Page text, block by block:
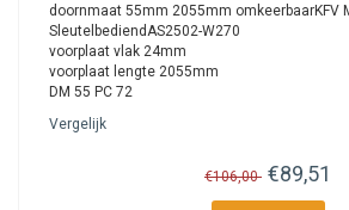
doornmaat 55mm 2055mm omkeerbaarKFV
SleutelbediendAS2502-W270
voorplaat vlak 24mm
voorplaat lengte 2055mm
DM 55 PC 72
Vergelijk
€106,00 €89,51